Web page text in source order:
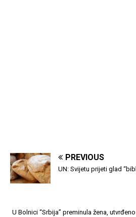
PREVIOUS
UN: Svijetu prijeti glad
U Bolnici “Srbija” preminula žena,